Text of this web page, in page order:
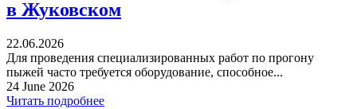
в Жуковском
22.06.2026
Для проведения специализированных работ по прогону
пыжей часто требуется оборудование, способное...
24 June 2026
Читать подробнее